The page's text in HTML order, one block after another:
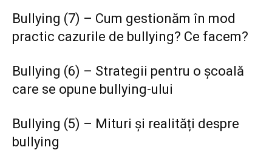
Bullying (7) – Cum gestionăm în mod
practic cazurile de bullying? Ce facem?
Bullying (6) – Strategii pentru o școală
care se opune bullying-ului
Bullying (5) – Mituri și realități despre
bullying